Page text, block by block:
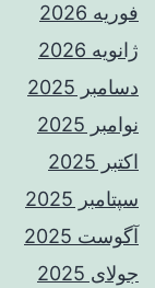
فوریه 2026
ژانویه 2026
دسامبر 2025
نوامبر 2025
اکتبر 2025
سپتامبر 2025
آگوست 2025
جولای 2025